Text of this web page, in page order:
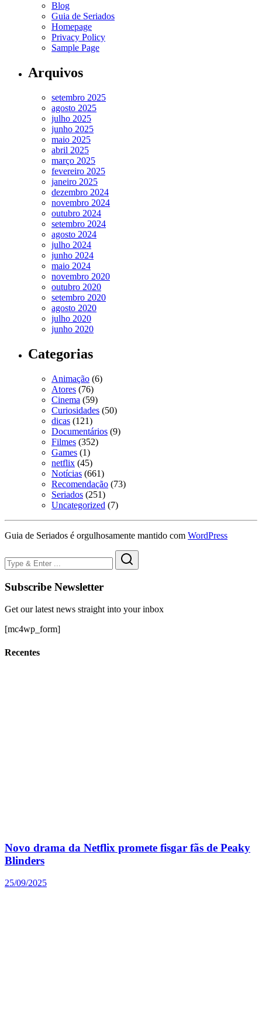
Blog
Guia de Seriados
Homepage
Privacy Policy
Sample Page
Arquivos
setembro 2025
agosto 2025
julho 2025
junho 2025
maio 2025
abril 2025
março 2025
fevereiro 2025
janeiro 2025
dezembro 2024
novembro 2024
outubro 2024
setembro 2024
agosto 2024
julho 2024
junho 2024
maio 2024
novembro 2020
outubro 2020
setembro 2020
agosto 2020
julho 2020
junho 2020
Categorias
Animação (6)
Atores (76)
Cinema (59)
Curiosidades (50)
dicas (121)
Documentários (9)
Filmes (352)
Games (1)
netflix (45)
Notícias (661)
Recomendação (73)
Seriados (251)
Uncategorized (7)
Guia de Seriados é orgulhosamente mantido com WordPress
Subscribe Newsletter
Get our latest news straight into your inbox
[mc4wp_form]
Recentes
Novo drama da Netflix promete fisgar fãs de Peaky
Blinders
25/09/2025